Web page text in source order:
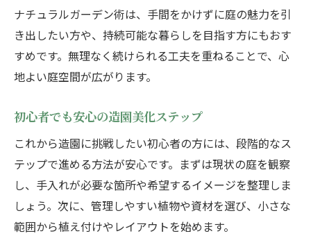
ナチュラルガーデン術は、手間をかけずに庭の魅力を引
き出したい方や、持続可能な暮らしを目指す方にもおす
すめです。無理なく続けられる工夫を重ねることで、心
地よい庭空間が広がります。
初心者でも安心の造園美化ステップ
これから造園に挑戦したい初心者の方には、段階的なス
テップで進める方法が安心です。まずは現状の庭を観察
し、手入れが必要な箇所や希望するイメージを整理しま
しょう。次に、管理しやすい植物や資材を選び、小さな
範囲から植え付けやレイアウトを始めます。